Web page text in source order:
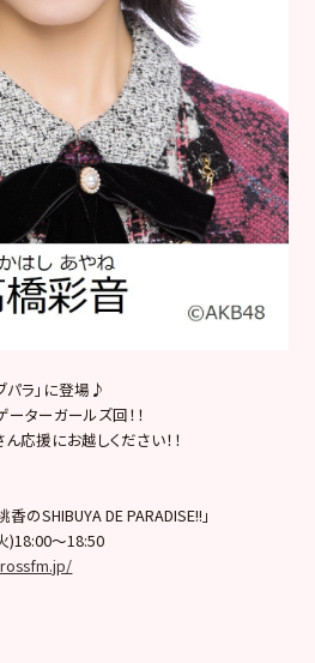
パラ」に登場♪
ターガールズ回！！
応援にお越しください！！
のSHIBUYA DE PARADISE!!」
)18:00～18:50